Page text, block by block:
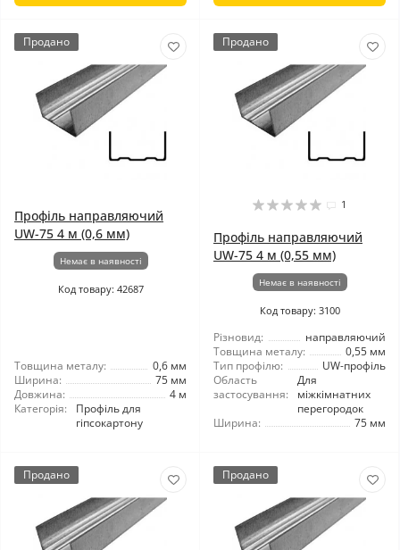
Продано
Профіль направляючий
UW-75 4 м (0,6 мм)
Немає в наявності
Код товару: 42687
Товщина металу:
0,6 мм
Ширина:
75 мм
Довжина:
4 м
Категорія:
Профіль для
гіпсокартону
Продано
1
Профіль направляючий
UW-75 4 м (0,55 мм)
Немає в наявності
Код товару: 3100
Різновид:
направляючий
Товщина металу:
0,55 мм
Тип профілю:
UW-профіль
Область
застосування:
Для
міжкімнатних
перегородок
Ширина:
75 мм
Продано Продано